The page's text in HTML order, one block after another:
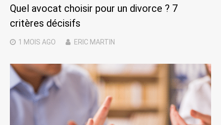
Quel avocat choisir pour un divorce ? 7
critères décisifs
1 MOIS AGO ERIC MARTIN